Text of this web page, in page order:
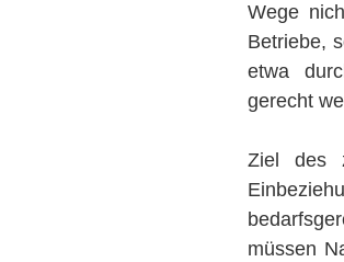
Wege
Betriebe,
etwa
gerecht
Ziel des
müssen